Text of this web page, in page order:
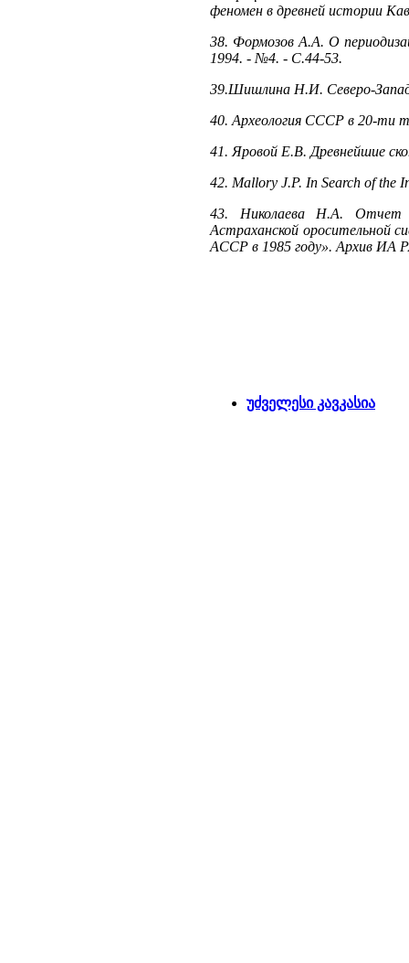
феномен в древней истории
38. Формозов А.А. О
1994. - №4. - С.44-53.
39.Шишлина Н.И. Северо-
40. Археология СССР в 20-ти
41. Яровой Е.В. Древнейшие
42. Mallory J.P. In Search of the
43. Николаева Н.А. Отчет
Астраханской оросительной
АССР в 1985 году». Архив ИА
უძველესი კავკასია